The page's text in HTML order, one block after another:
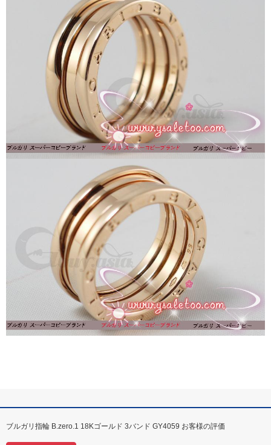
ブルガリ指輪 B.zero.1 18Kゴールド 3バンド GY4059 お客様の評価